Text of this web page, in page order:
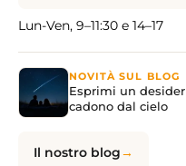
Lun-Ven, 9–11:30 e 14–17
NOVITÀ SUL BLOG
Esprimi un
cadono dal cielo
Il nostro blog